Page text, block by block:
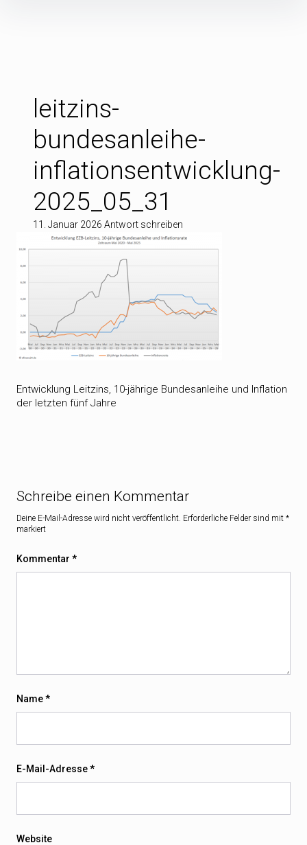
leitzins-
bundesanleihe-
inflationsentwicklung-
2025_05_31
11. Januar 2026 Antwort schreiben
Entwicklung Leitzins, 10-jährige Bundesanleihe und Inflation
der letzten fünf Jahre
Schreibe einen Kommentar
Deine E-Mail-Adresse wird nicht veröffentlicht. Erforderliche Felder sind mit *
markiert
Kommentar *
Name*
E-Mail-Adresse*
Website